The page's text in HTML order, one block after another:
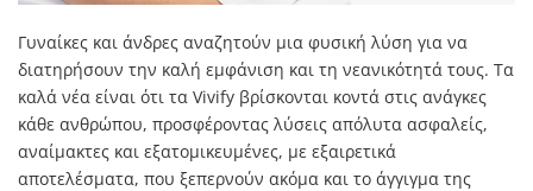
Γυναίκες και άνδρες αναζητούν μια φυσική λύση για να
διατηρήσουν την καλή εμφάνιση και τη νεανικότητά τους. Τα
καλά νέα είναι ότι τα Vivify βρίσκονται κοντά στις ανάγκες
κάθε ανθρώπου, προσφέροντας λύσεις απόλυτα ασφαλείς,
αναίμακτες και εξατομικευμένες, με εξαιρετικά
αποτελέσματα, που ξεπερνούν ακόμα και το άγγιγμα της